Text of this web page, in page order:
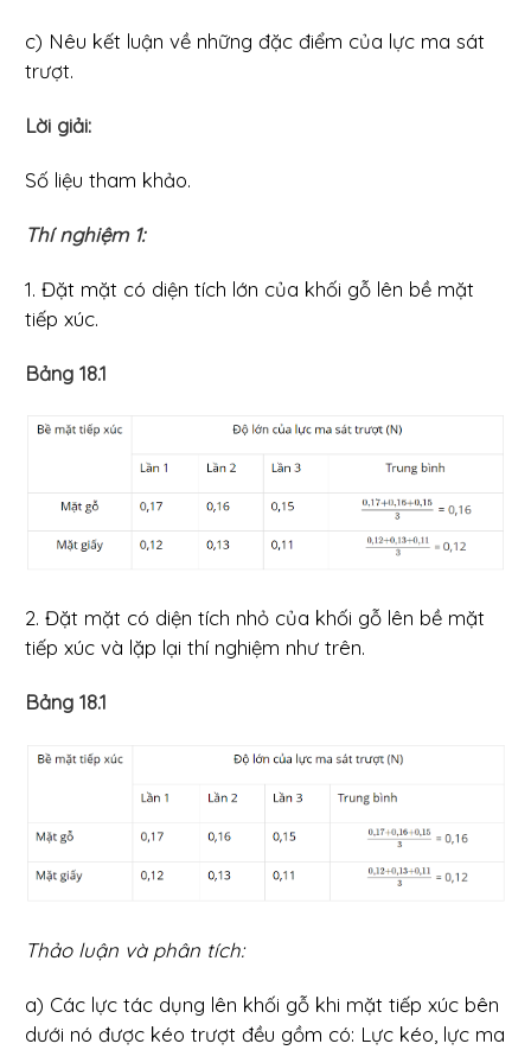
c) Nêu kết luận về những đặc điểm của lực ma sát
trượt.
Lời giải:
Số liệu tham khảo.
Thí nghiệm 1:
1. Đặt mặt có diện tích lớn của khối gỗ lên bề mặt
tiếp xúc.
Bảng 18.1
2. Đặt mặt có diện tích nhỏ của khối gỗ lên bề mặt
tiếp xúc và lặp lại thí nghiệm như trên.
Bảng 18.1
Thảo luận và phân tích:
a) Các lực tác dụng lên khối gỗ khi mặt tiếp xúc bên
dưới nó được kéo trượt đều gồm có: Lực kéo, lực ma